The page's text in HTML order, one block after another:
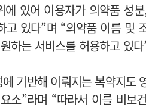
에 있어 이용자가 의약품 성
있다”며 “의약품 이름 및
하는 서비스를 허용하고 있
기반해 이뤄지는 복약지도
소”라며 “따라서 이를 비보